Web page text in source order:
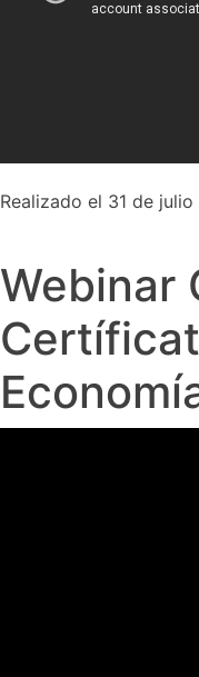
Realizado el 31 de
Webinar